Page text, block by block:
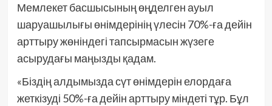
Мемлекет басшысының өңделген ауыл
шаруашылығы өнімдерінің үлесін 70%-ға дейін
арттыру жөніндегі тапсырмасын жүзеге
асырудағы маңызды қадам.
«Біздің алдымызда сүт өнімдерін елордаға
жеткізуді 50%-ға дейін арттыру міндеті тұр. Бұл